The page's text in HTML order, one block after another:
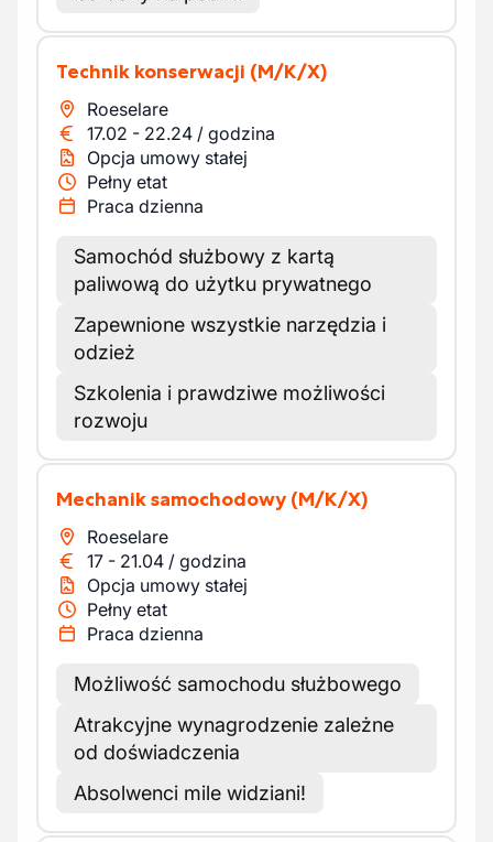
Technik konserwacji (M/K/X)
Roeselare
17.02 - 22.24 / godzina
Opcja umowy stałej
Pełny etat
Praca dzienna
Samochód służbowy z kartą
paliwową do użytku prywatnego
Zapewnione wszystkie narzędzia i
odzież
Szkolenia i prawdziwe możliwości
rozwoju
Mechanik samochodowy (M/K/X)
Roeselare
17 - 21.04 / godzina
Opcja umowy stałej
Pełny etat
Praca dzienna
Możliwość samochodu służbowego
Atrakcyjne wynagrodzenie zależne
od doświadczenia
Absolwenci mile widziani!